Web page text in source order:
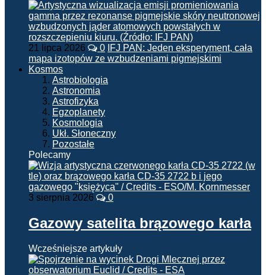
21 lipca 2026 0 IFJ PAN: Jeden eksperyment, cała
mapa izotopów ze wzbudzeniami pigmejskimi
Kosmos
Astrobiologia
Astronomia
Astrofizyka
Egzoplanety
Kosmologia
Ukł. Słoneczny
Pozostałe
Polecamy
3 sierpnia 2026 0
Gazowy satelita brązowego karła
Wcześniejsze artykuły